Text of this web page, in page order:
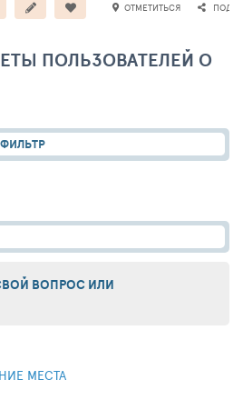
ОТМЕТИТЬСЯ
ПОЛЬЗОВАТЕЛЕЙ О
ВОПРОС ИЛИ
МЕСТА